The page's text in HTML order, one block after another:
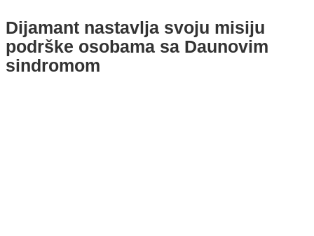
Dijamant nastavlja svoju misiju
podrške osobama sa Daunovim
sindromom